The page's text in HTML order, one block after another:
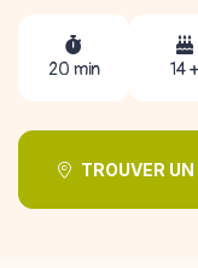
20 min 14 +
TROUVER